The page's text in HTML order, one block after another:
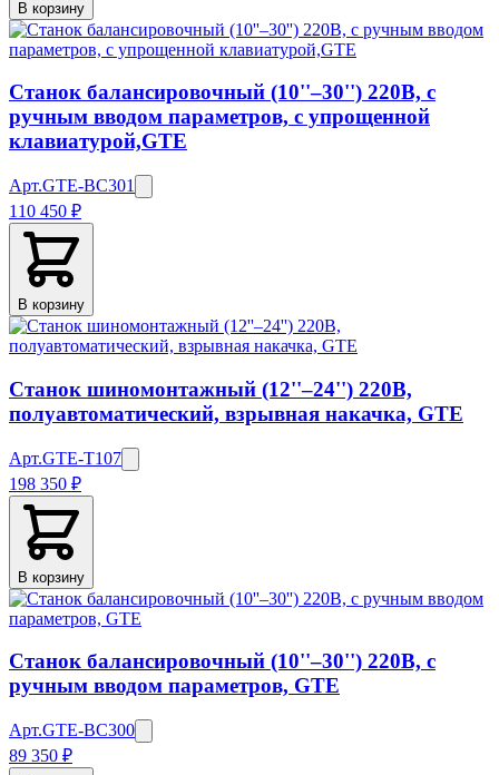
В корзину
Станок балансировочный (10''–30'') 220В, с
ручным вводом параметров, с упрощенной
клавиатурой,GTE
Арт.GTE-BC301
110 450 ₽
В корзину
Станок шиномонтажный (12''–24'') 220В,
полуавтоматический, взрывная накачка, GTE
Арт.GTE-T107
198 350 ₽
В корзину
Станок балансировочный (10''–30'') 220В, с
ручным вводом параметров, GTE
Арт.GTE-BC300
89 350 ₽